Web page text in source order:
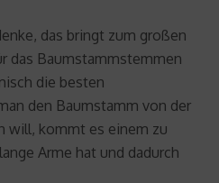
das bringt zum großen
das Baumstammstemmen
die besten
den Baumstamm von der
will, kommt es einem zu
Arme hat und dadurch